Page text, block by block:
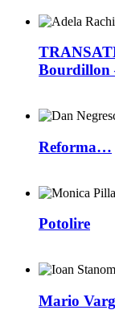
Bourdillon
Reforma…
Potolire
Mario